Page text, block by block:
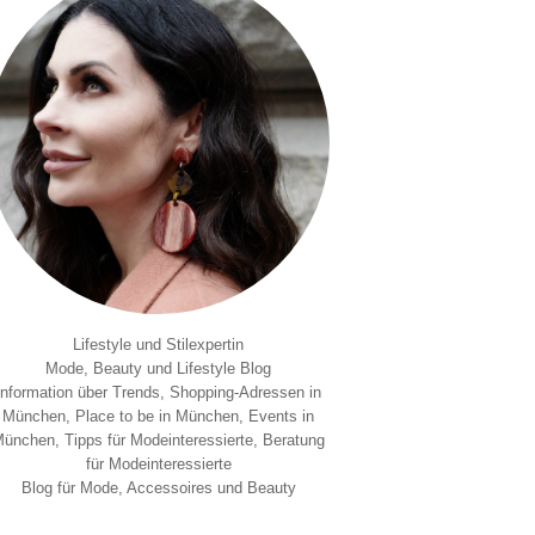
Lifestyle und Stilexpertin
Mode, Beauty und Lifestyle Blog
über Trends, Shopping-Adressen in
München, Place to be in München, Events in
Tipps für Modeinteressierte, Beratung
für Modeinteressierte
Blog für Mode, Accessoires und Beauty